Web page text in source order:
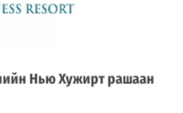
Нью Хужирт рашаан